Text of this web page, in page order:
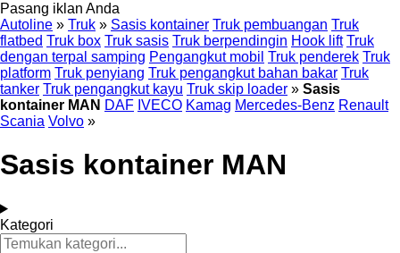
Pasang iklan Anda
Autoline » Truk » Sasis kontainer Truk pembuangan Truk
flatbed Truk box Truk sasis Truk berpendingin Hook lift Truk
dengan terpal samping Pengangkut mobil Truk penderek Truk
platform Truk penyiang Truk pengangkut bahan bakar Truk
tanker Truk pengangkut kayu Truk skip loader » Sasis
kontainer MAN DAF IVECO Kamag Mercedes-Benz Renault
Scania Volvo »
Sasis kontainer MAN
Kategori